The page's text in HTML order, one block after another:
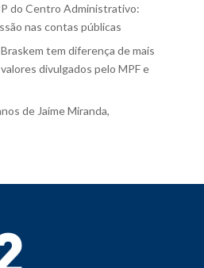
do Centro Administrativo:
nas contas públicas
Braskem tem diferença de mais
divulgados pelo MPF e
de Jaime Miranda,